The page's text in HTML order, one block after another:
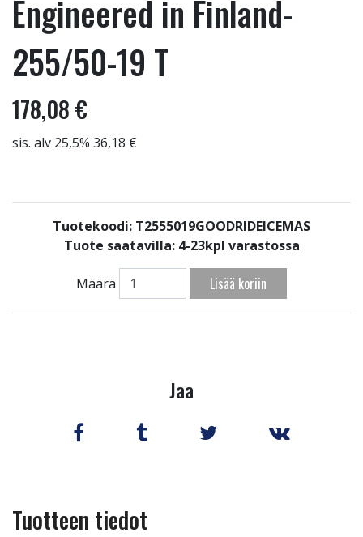
Engineered in Finland-
255/50-19 T
178,08 €
sis. alv 25,5% 36,18 €
Tuotekoodi: T2555019GOODRIDEICEMAS
Tuote saatavilla: 4-23kpl varastossa
Määrä Lisää koriin
Jaa
Tuotteen tiedot